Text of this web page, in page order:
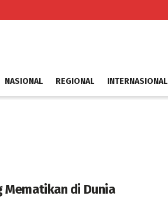
NASIONAL REGIONAL INTERNASIONAL
Mematikan di Dunia